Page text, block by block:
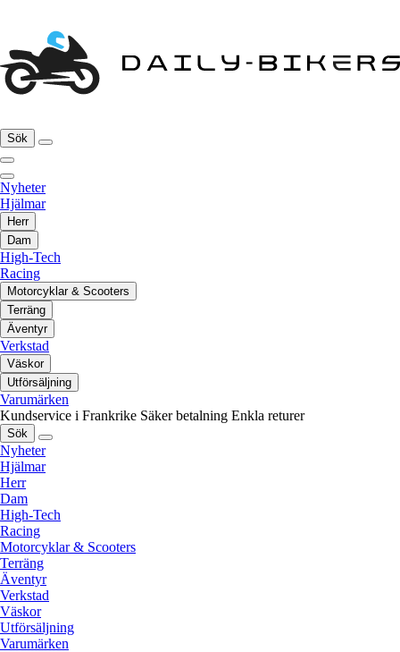
Sök
Nyheter
Hjälmar
Herr
Dam
High-Tech
Racing
Motorcyklar & Scooters
Terräng
Äventyr
Verkstad
Väskor
Utförsäljning
Varumärken
Kundservice i Frankrike Säker betalning Enkla returer
Sök
Nyheter
Hjälmar
Herr
Dam
High-Tech
Racing
Motorcyklar & Scooters
Terräng
Äventyr
Verkstad
Väskor
Utförsäljning
Varumärken